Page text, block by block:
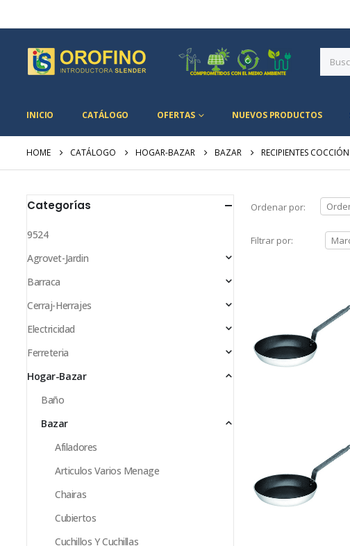
INICIO CATÁLOGO OFERTAS NUEVOS PRODUCTOS
HOME CATÁLOGO HOGAR-BAZAR BAZAR RECIPIENTES COCCIÓN
Ordenar por:
Filtrar por:
Categorías
9524
Agrovet-Jardin
Barraca
Cerraj-Herrajes
Electricidad
Ferreteria
Hogar-Bazar
Baño
Bazar
Afiladores
Articulos Varios Menage
Chairas
Cubiertos
Cuchillos Y Cuchillas